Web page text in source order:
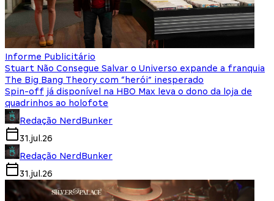
Informe Publicitário
Stuart Não Consegue Salvar o Universo expande a franquia
The Big Bang Theory com “herói” inesperado
Spin-off já disponível na HBO Max leva o dono da loja de
quadrinhos ao holofote
Redação NerdBunker
31.jul.26
Redação NerdBunker
31.jul.26